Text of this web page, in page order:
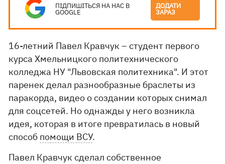
ПІДПИШІТЬСЯ НА НАС В
GOOGLE
ДОДАТИ
ЗАРАЗ
16-летний Павел Кравчук – студент первого
курса Хмельницкого политехнического
колледжа НУ "Львовская политехника". И этот
паренек делал разнообразные браслеты из
паракорда, видео о создании которых снимал
для соцсетей. Но однажды у него возникла
идея, которая в итоге превратилась в новый
способ помощи ВСУ.
Павел Кравчук сделал собственное